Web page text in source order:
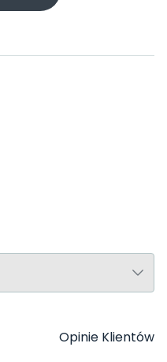
Opinie Klientów